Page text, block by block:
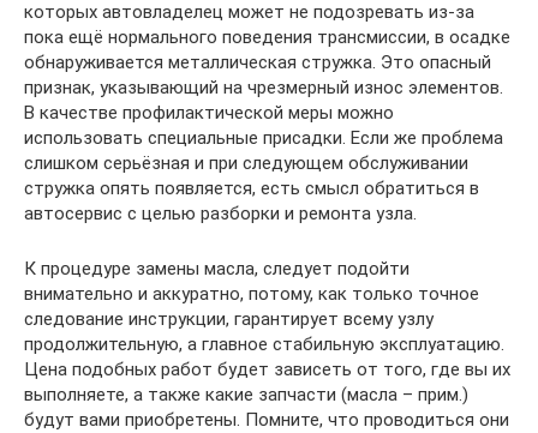
которых автовладелец может не подозревать из-за
пока ещё нормального поведения трансмиссии, в осадке
обнаруживается металлическая стружка. Это опасный
признак, указывающий на чрезмерный износ элементов.
В качестве профилактической меры можно
использовать специальные присадки. Если же проблема
слишком серьёзная и при следующем обслуживании
стружка опять появляется, есть смысл обратиться в
автосервис с целью разборки и ремонта узла.
К процедуре замены масла, следует подойти
внимательно и аккуратно, потому, как только точное
следование инструкции, гарантирует всему узлу
продолжительную, а главное стабильную эксплуатацию.
Цена подобных работ будет зависеть от того, где вы их
выполняете, а также какие запчасти (масла – прим.)
будут вами приобретены. Помните, что проводиться они